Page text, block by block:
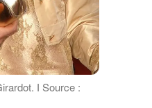
І Source :